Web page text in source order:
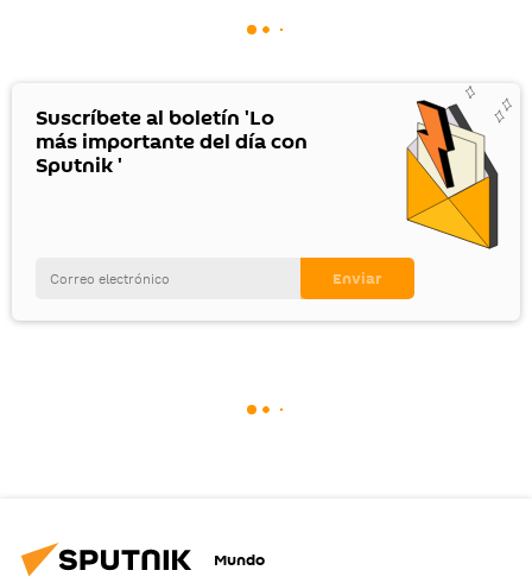
Suscríbete al boletín 'Lo
más importante del día con
Sputnik '
Mundo